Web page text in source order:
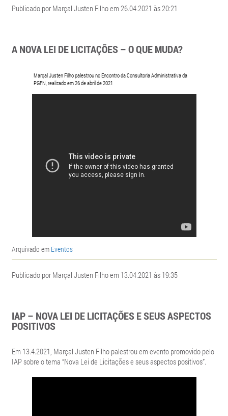
Publicado por Marçal Justen Filho em 26.04.2021 às 20:21
A NOVA LEI DE LICITAÇÕES – O QUE MUDA?
Marçal Justen Filho palestrou no Encontro da Consultoria Administrativa da
PGFN, realizado em 26 de abril de 2021
Arquivado em Eventos
Publicado por Marçal Justen Filho em 13.04.2021 às 19:35
IAP – NOVA LEI DE LICITAÇÕES E SEUS ASPECTOS
POSITIVOS
Em 13.4.2021, Marçal Justen Filho palestrou em evento promovido pelo
IAP sobre o tema “Nova Lei de Licitações e seus aspectos positivos”.